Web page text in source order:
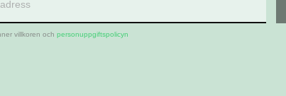
villkoren och personuppgiftspolicyn